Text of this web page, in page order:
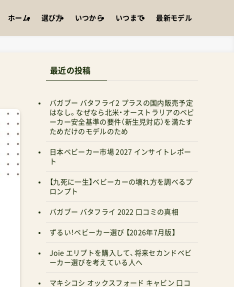
ホーム 選び方 いつから いつまで 最新モデル
最近の投稿
バガブー バタフライ2 プラスの国内販売予定
はなし。なぜなら北米・オーストラリアのベビ
ーカー安全基準の要件（新生児対応）を満たす
ためだけのモデルのため
日本ベビーカー市場 2027 インサイトレポー
ト
【九死に一生】ベビーカーの壊れ方を調べるプ
ロンプト
バガブー バタフライ 2022 口コミの真相
ずるい！ベビーカー選び 【2026年7月版】
Joie エリプトを購入して、将来セカンドベビ
ーカー選びを考えている人へ
マキシコシ オックスフォード キャビン 口コ